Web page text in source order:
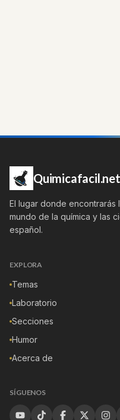
Quimicafacil.net
El lugar donde encontrarás
mundo de la química y las
español.
EXPLORA
Temas
Laboratorio
Secciones
Humor
Acerca de
SÍGUENOS